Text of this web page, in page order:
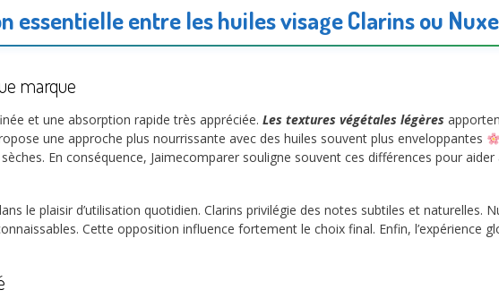
essentielle entre les huiles visage Clarins ou Nuxe
marque
et une absorption rapide très appréciée. Les textures végétales légères
une approche plus nourrissante avec des huiles souvent plus enveloppantes
En conséquence, Jaimecomparer souligne souvent ces différences pour
le plaisir d’utilisation quotidien. Clarins privilégie des notes subtiles et naturelles.
Cette opposition influence fortement le choix final. Enfin, l’expérience